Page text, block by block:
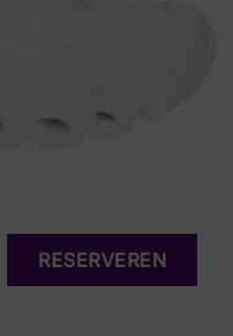
RESERVEREN